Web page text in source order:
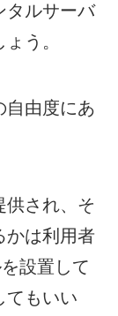
タルサーバ
う。
自由度にあ
供され、そ
かは利用者
設置して
てもいい